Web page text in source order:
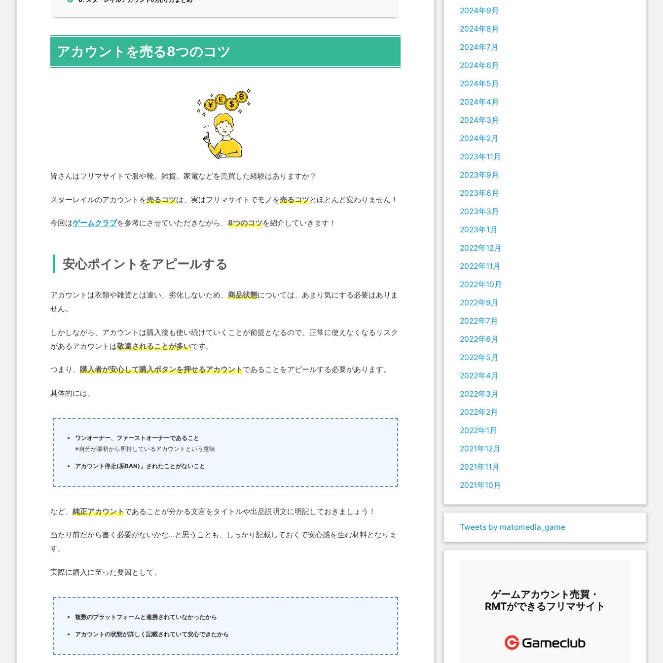
アカウントを売る8つのコツ
皆さんはフリマサイトで服や靴、雑貨、家電などを売買した経験はありますか？
スターレイルのアカウントを売るコツは、実はフリマサイトでモノを売るコツとほとんど変わりません！
今回はゲームクラブを参考にさせていただきながら、 8つのコツを紹介していきます！
安心ポイントをアピールする
アカウントは衣類や雑貨とは違い、劣化しないため、 商品状態については、あまり気にする必要はありま
せん。
しかしながら、アカウントは購入後も使い続けていくことが前提となるので、正常に使えなくなるリスク
があるアカウントは敬遠されることが多いです。
つまり、 購入者が安心して購入ボタンを押せるアカウントであることをアピールする必要があります。
具体的には、
ワンオーナー、ファーストオーナーであること
※自分が最初から所持しているアカウントという意味
アカウント停止(垢BAN)」されたことがないこと
など、 純正アカウントであることが分かる文言をタイトルや出品説明文に明記しておきましょう！
当たり前だから書く必要がないかな…と思うことも、しっかり記載しておくで安心感を生む材料となりま
す。
実際に購入に至った要因として、
複数のプラットフォームと連携されていなかったから
アカウントの状態が詳しく記載されていて安心できたから
2024年9月
2024年8月
2024年7月
2024年6月
2024年5月
2024年4月
2024年3月
2024年2月
2023年11月
2023年9月
2023年6月
2023年3月
2023年1月
2022年12月
2022年11月
2022年10月
2022年9月
2022年7月
2022年6月
2022年5月
2022年4月
2022年3月
2022年2月
2022年1月
2021年12月
2021年11月
2021年10月
Tweets by matomedia_game
ゲームアカウント売買・
RMTができるフリマサイト